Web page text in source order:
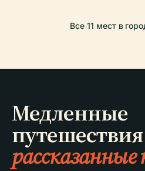
Все 11 мест в
Медленные
рассказанные